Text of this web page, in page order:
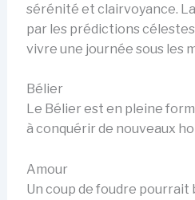
sérénité et clairvoyance.
par les prédictions
vivre une journée sous les
Bélier
Le Bélier est en pleine
à conquérir de nouveaux
Amour
Un coup de foudre pourrait